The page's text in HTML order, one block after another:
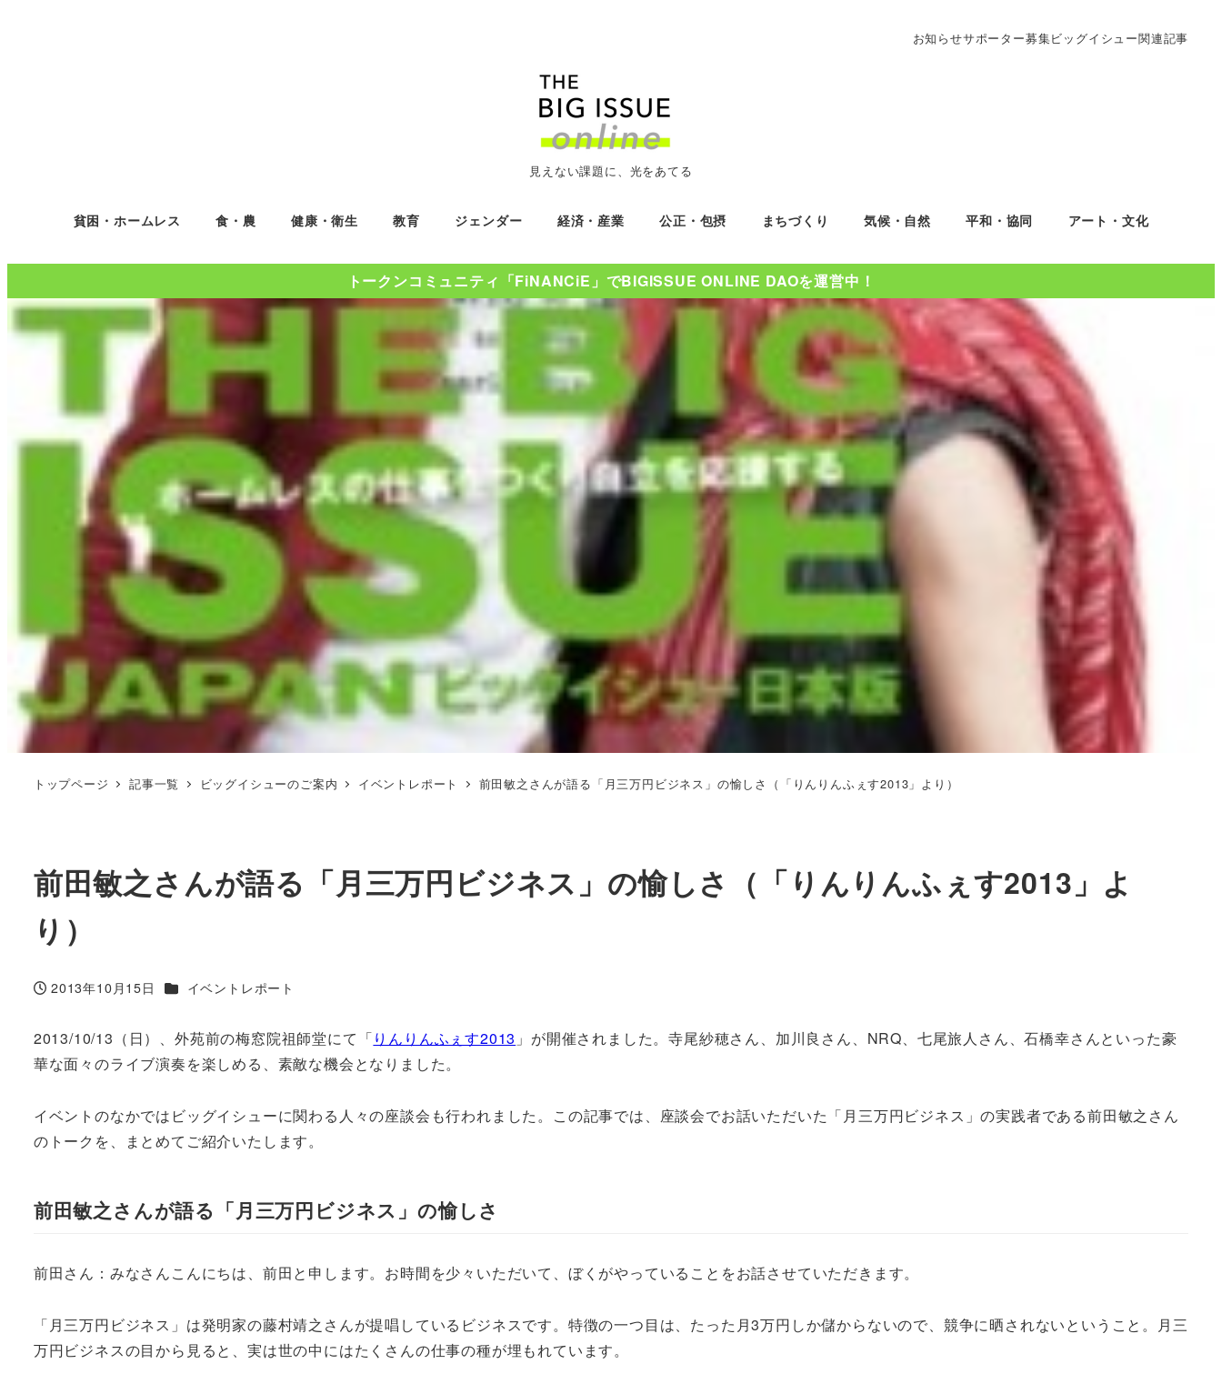
お知らせサポーター募集ビッグイシュー関連記事
見えない課題に、光をあてる
貧困・ホームレス 食・農 健康・衛生 教育 ジェンダー 経済・産業 公正・包摂 まちづくり 気候・自然 平和・協同 アート・文化
トークンコミュニティ「FiNANCiE」でBIGISSUE ONLINE DAOを運営中！
トップページ 記事一覧 ビッグイシューのご案内 イベントレポート 前田敏之さんが語る「月三万円ビジネス」の愉しさ（「りんりんふぇす2013」より）
前田敏之さんが語る「月三万円ビジネス」の愉しさ（「りんりんふぇす2013」よ
り）
投稿日
2013年10月15日 カテゴリー
イベントレポート
2013/10/13（日）、外苑前の梅窓院祖師堂にて「りんりんふぇす2013 」が開催されました。寺尾紗穂さん、加川良さん、NRQ、七尾旅人さん、石橋幸さんといった豪
華な面々のライブ演奏を楽しめる、素敵な機会となりました。
イベントのなかではビッグイシューに関わる人々の座談会も行われました。この記事では、座談会でお話いただいた「月三万円ビジネス」の実践者である前田敏之さん
のトークを、まとめてご紹介いたします。
前田敏之さんが語る「月三万円ビジネス」の愉しさ
前田さん：みなさんこんにちは、前田と申します。お時間を少々いただいて、ぼくがやっていることをお話させていただきます。
「月三万円ビジネス」は発明家の藤村靖之さんが提唱しているビジネスです。特徴の一つ目は、たった月3万円しか儲からないので、競争に晒されないということ。月三
万円ビジネスの目から見ると、実は世の中にはたくさんの仕事の種が埋もれています。